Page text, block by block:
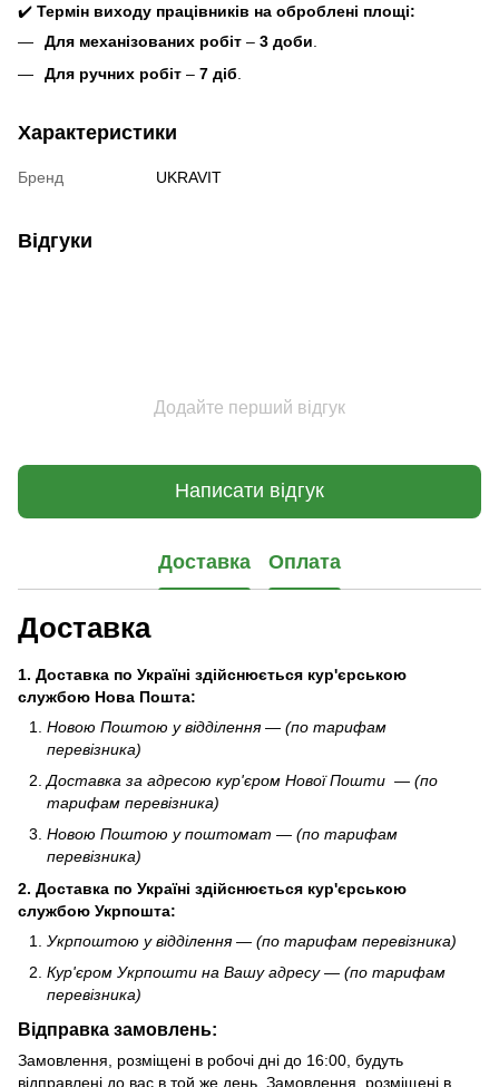
✔️ Термін виходу працівників на оброблені площі:
Для механізованих робіт – 3 доби
Для ручних робіт – 7 діб
Характеристики
Бренд UKRAVIT
Відгуки
Додайте перший відгук
Написати відгук
Доставка Оплата
Доставка
1. Доставка по Україні здійснюється кур'єрською
службою Нова Пошта:
Новою Поштою у відділення — (по тарифам
перевізника)
Доставка за адресою кур'єром Нової Пошти — (по
тарифам перевізника)
Новою Поштою у поштомат — (по тарифам
перевізника)
2. Доставка по Україні здійснюється кур'єрською
службою Укрпошта:
Укрпоштою у відділення — (по тарифам перевізника)
Кур'єром Укрпошти на Вашу адресу — (по тарифам
перевізника)
Відправка замовлень:
Замовлення, розміщені в робочі дні до 16:00, будуть
відправлені до вас в той же день. Замовлення, розміщені в